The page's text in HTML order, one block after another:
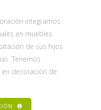
integramos
en muebles
de sus hijos
Tenemos
decoración de